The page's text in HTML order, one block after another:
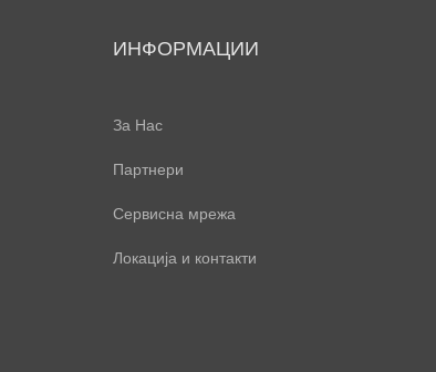
ИНФОРМАЦИИ
За Нас
Партнери
Сервисна мрежа
Локација и контакти